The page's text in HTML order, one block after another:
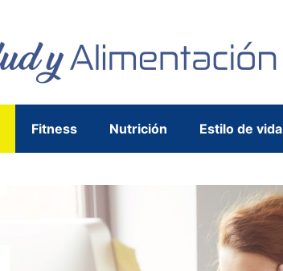
Fitness Nutrición Estilo de vida